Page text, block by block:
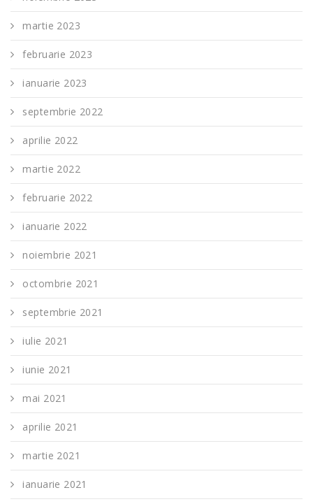
martie 2023
februarie 2023
ianuarie 2023
septembrie 2022
aprilie 2022
martie 2022
februarie 2022
ianuarie 2022
noiembrie 2021
octombrie 2021
septembrie 2021
iulie 2021
iunie 2021
mai 2021
aprilie 2021
martie 2021
ianuarie 2021